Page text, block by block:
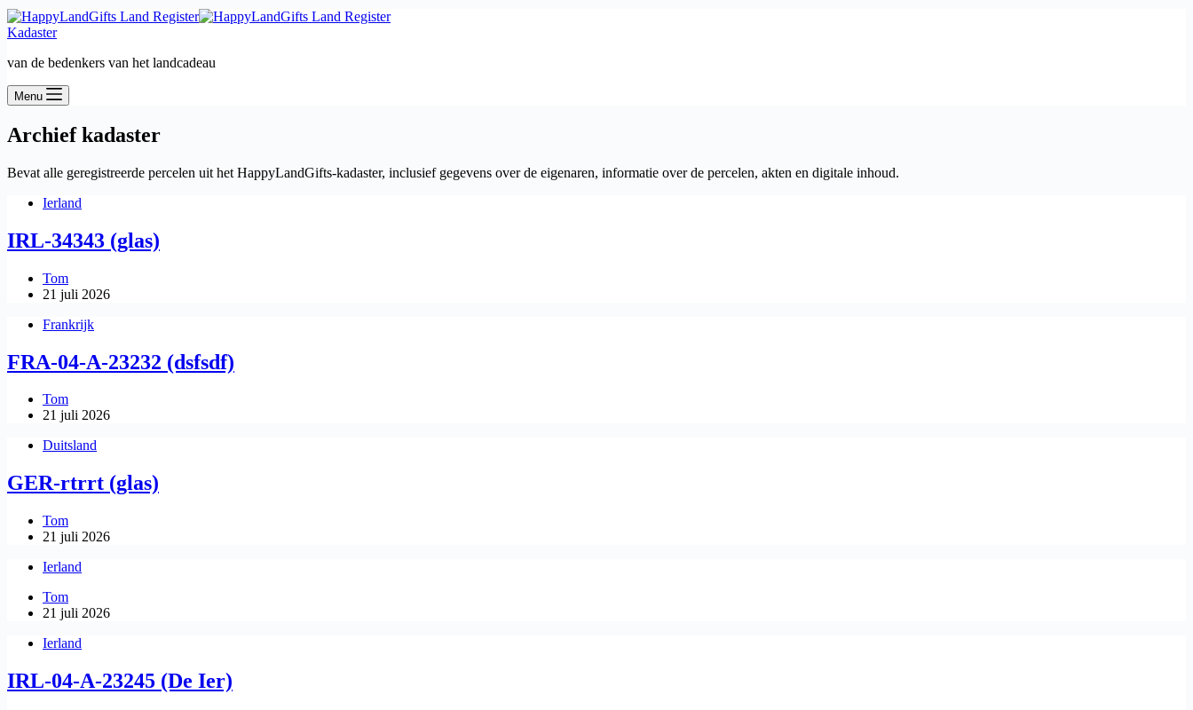
Kadaster
van de bedenkers van het landcadeau
Menu
Archiefkadaster
Bevat alle geregistreerde percelen uit het HappyLandGifts-kadaster, inclusief gegevens over de eigenaren, informatie over de percelen, akten en digitale inhoud.
Ierland
IRL-34343 (glas)
Tom
21 juli 2026
Frankrijk
FRA-04-A-23232 (dsfsdf)
Tom
21 juli 2026
Duitsland
GER-rtrrt (glas)
Tom
21 juli 2026
Ierland
Tom
21 juli 2026
Ierland
IRL-04-A-23245 (De Ier)